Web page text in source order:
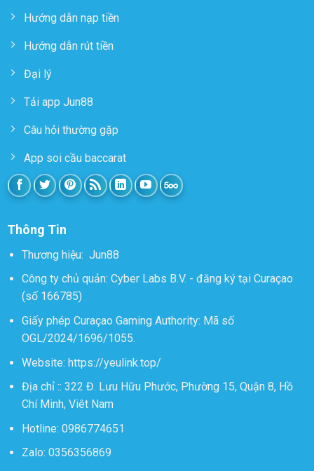
Hướng dẫn nạp tiền
Hướng dẫn rút tiền
Đại lý
Tải app Jun88
Câu hỏi thường gặp
App soi cầu baccarat
Thông Tin
Thương hiệu: Jun88
Công ty chủ quản: Cyber Labs B.V. - đăng ký tại Curaçao
(số 166785)
Giấy phép Curaçao Gaming Authority: Mã số
OGL/2024/1696/1055.
Website: https://yeulink.top/
Địa chỉ :: 322 Đ. Lưu Hữu Phước, Phường 15, Quận 8, Hồ
Chí Minh, Viêt Nam
Hotline: 0986774651
Zalo: 0356356869